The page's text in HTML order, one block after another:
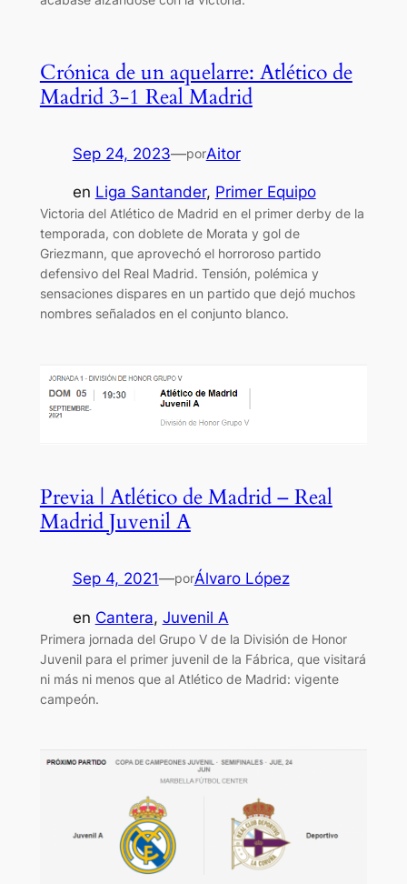
Crónica de un aquelarre: Atlético de
Madrid 3-1 Real Madrid
Sep 24, 2023—porAitor
en Liga Santander, Primer Equipo
Victoria del Atlético de Madrid en el primer derby de la
temporada, con doblete de Morata y gol de
Griezmann, que aprovechó el horroroso partido
defensivo del Real Madrid. Tensión, polémica y
sensaciones dispares en un partido que dejó muchos
nombres señalados en el conjunto blanco.
Previa | Atlético de Madrid – Real
Madrid Juvenil A
Sep 4, 2021—porÁlvaro López
en Cantera, Juvenil A
Primera jornada del Grupo V de la División de Honor
Juvenil para el primer juvenil de la Fábrica, que visitará
ni más ni menos que al Atlético de Madrid: vigente
campeón.